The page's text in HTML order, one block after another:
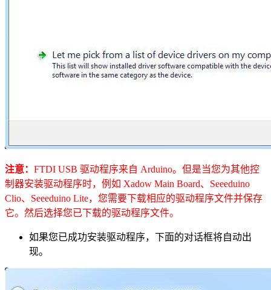
注意： FTDI USB 驱动程序来自 Arduino。但是当您为其他控
制器安装驱动程序时，例如 Xadow Main Board、Seeeduino
Clio、Seeeduino Lite，您需要下载相应的驱动程序文件并保存
它。然后选择您已下载的驱动程序文件。
如果您已成功安装驱动程序，下面的对话框将自动出
现。